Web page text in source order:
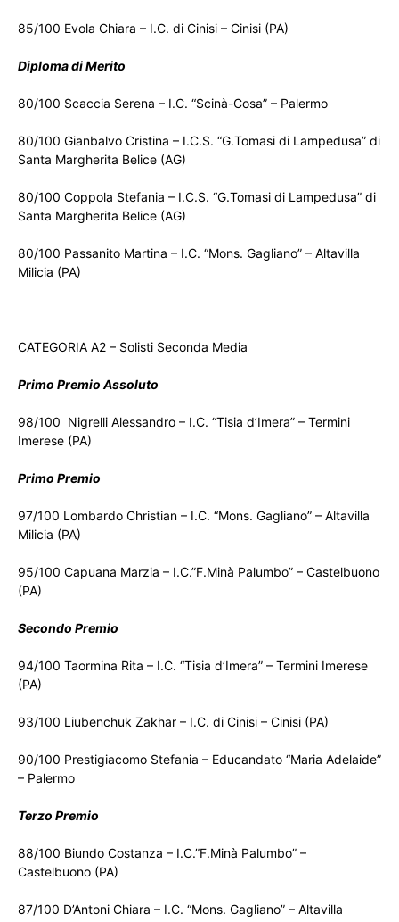
85/100 Evola Chiara – I.C. di Cinisi – Cinisi (PA)
Diploma di Merito
80/100 Scaccia Serena – I.C. “Scinà-Cosa” – Palermo
80/100 Gianbalvo Cristina – I.C.S. “G.Tomasi di Lampedusa” di
Santa Margherita Belice (AG)
80/100 Coppola Stefania – I.C.S. “G.Tomasi di Lampedusa” di
Santa Margherita Belice (AG)
80/100 Passanito Martina – I.C. “Mons. Gagliano” – Altavilla
Milicia (PA)
CATEGORIA A2 – Solisti Seconda Media
Primo Premio Assoluto
98/100 Nigrelli Alessandro – I.C. “Tisia d’Imera” – Termini
Imerese (PA)
Primo Premio
97/100 Lombardo Christian – I.C. “Mons. Gagliano” – Altavilla
Milicia (PA)
95/100 Capuana Marzia – I.C.”F.Minà Palumbo” – Castelbuono
(PA)
Secondo Premio
94/100 Taormina Rita – I.C. “Tisia d’Imera” – Termini Imerese
(PA)
93/100 Liubenchuk Zakhar – I.C. di Cinisi – Cinisi (PA)
90/100 Prestigiacomo Stefania – Educandato “Maria Adelaide”
– Palermo
Terzo Premio
88/100 Biundo Costanza – I.C.”F.Minà Palumbo” –
Castelbuono (PA)
87/100 D’Antoni Chiara – I.C. “Mons. Gagliano” – Altavilla